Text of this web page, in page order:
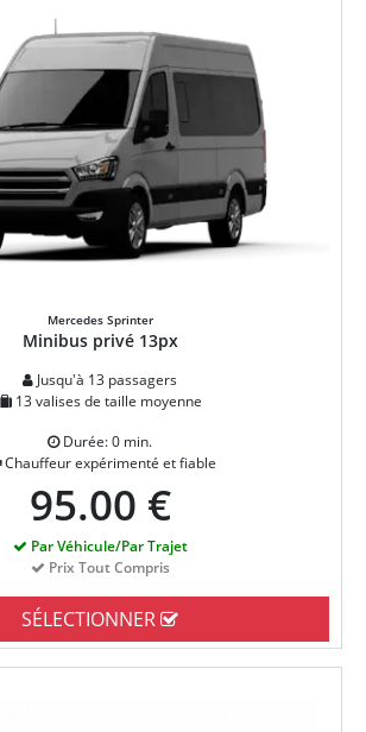
Mercedes Sprinter
Minibus privé 13px
Jusqu'à 13 passagers
13 valises de taille moyenne
Durée: 0 min.
Chauffeur expérimenté et fiable
95.00 €
Par Véhicule/Par Trajet
Prix Tout Compris
SÉLECTIONNER